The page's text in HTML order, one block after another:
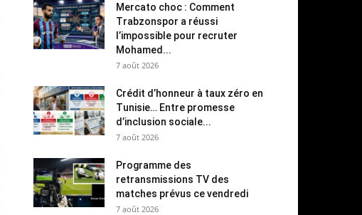
Mercato choc : Comment
Trabzonspor a réussi
l’impossible pour recruter
Mohamed...
7 août 2026
Crédit d’honneur à taux zéro en
Tunisie… Entre promesse
d’inclusion sociale...
7 août 2026
Programme des
retransmissions TV des
matches prévus ce vendredi
7 août 2026